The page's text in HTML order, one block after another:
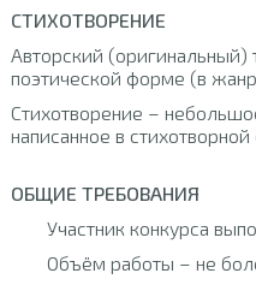
СТИХОТВОРЕНИЕ
Авторский (оригинальный)
поэтической форме (в
Стихотворение –
написанное в
ОБЩИЕ ТРЕБОВАНИЯ
Участник конкурса
Объём работы – не